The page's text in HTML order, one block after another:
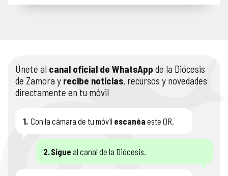
Únete al canal oficial de WhatsApp de la Diócesis
de Zamora y recibe noticias, recursos y novedades
directamente en tu móvil
1. Con la cámara de tu móvil escanéa este QR.
2. Sigue al canal de la Diócesis.